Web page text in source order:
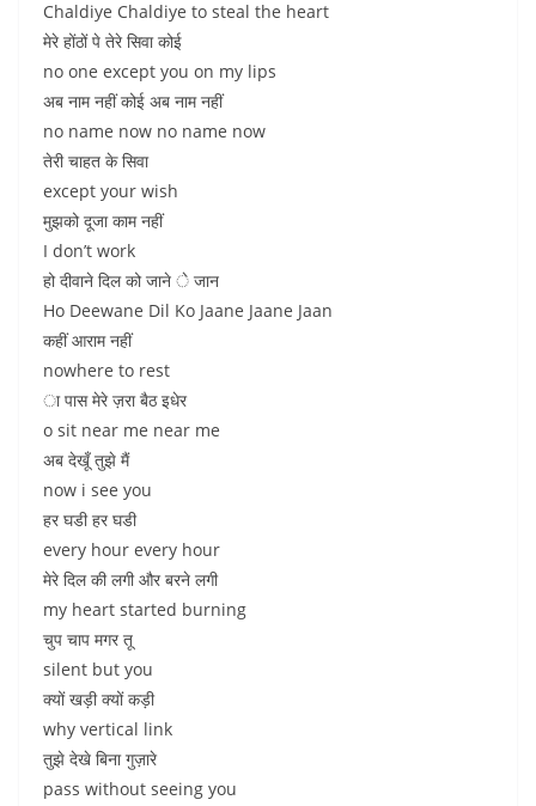
Chaldiye Chaldiye to steal the heart
मेरे होंठों पे तेरे सिवा कोई
no one except you on my lips
अब नाम नहीं कोई अब नाम नहीं
no name now no name now
तेरी चाहत के सिवा
except your wish
मुझको दूजा काम नहीं
I don’t work
हो दीवाने दिल को जाने े जान
Ho Deewane Dil Ko Jaane Jaane Jaan
कहीं आराम नहीं
nowhere to rest
ा पास मेरे ज़रा बैठ इधेर
o sit near me near me
अब देखूँ तुझे मैं
now i see you
हर घडी हर घडी
every hour every hour
मेरे दिल की लगी और बरने लगी
my heart started burning
चुप चाप मगर तू
silent but you
क्यों खड़ी क्यों कड़ी
why vertical link
तुझे देखे बिना गुज़ारे
pass without seeing you